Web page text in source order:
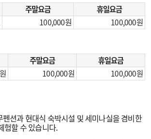
주말요금
휴일요금
100,000 100,000
주말요금
휴일요금
100,000 100,000
션과 현대식 숙박시설 및 세미나실을 겸비한
험할 수 있습니다.